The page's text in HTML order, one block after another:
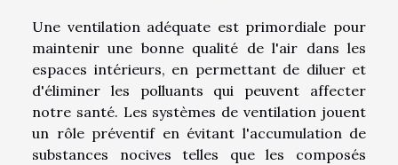
Une ventilation adéquate est primordiale pour
maintenir une bonne qualité de l'air dans les
espaces intérieurs, en permettant de diluer et
d'éliminer les polluants qui peuvent affecter
notre santé. Les systèmes de ventilation jouent
un rôle préventif en évitant l'accumulation de
substances nocives telles que les composés